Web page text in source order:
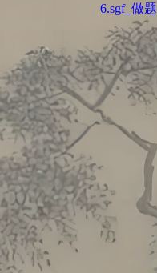
6.sgf_做题